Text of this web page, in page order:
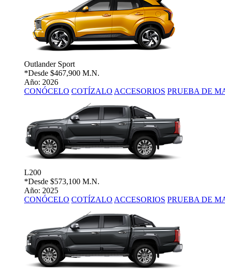
Outlander Sport
*Desde $467,900 M.N.
Año: 2026
CONÓCELO COTÍZALO ACCESORIOS PRUEBA DE
L200
*Desde $573,100 M.N.
Año: 2025
CONÓCELO COTÍZALO ACCESORIOS PRUEBA DE